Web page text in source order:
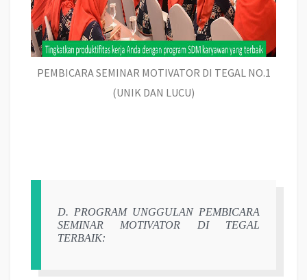
PEMBICARA SEMINAR MOTIVATOR DI TEGAL NO.1
(UNIK DAN LUCU)
D. PROGRAM UNGGULAN PEMBICARA
SEMINAR MOTIVATOR DI TEGAL
TERBAIK: